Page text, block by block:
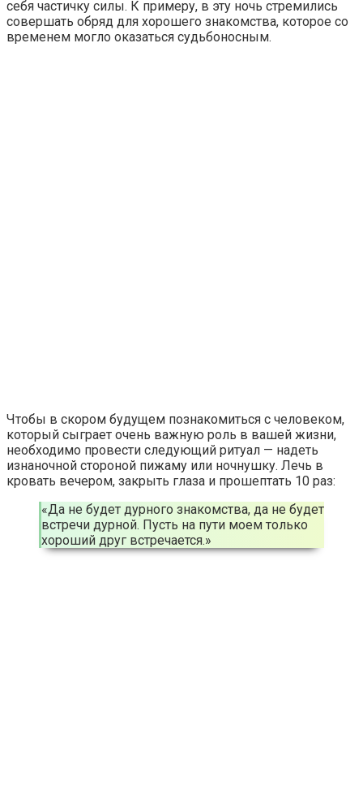
себя частичку силы. К примеру, в эту ночь стремились
совершать обряд для хорошего знакомства, которое со
временем могло оказаться судьбоносным.
Чтобы в скором будущем познакомиться с человеком,
который сыграет очень важную роль в вашей жизни,
необходимо провести следующий ритуал — надеть
изнаночной стороной пижаму или ночнушку. Лечь в
кровать вечером, закрыть глаза и прошептать 10 раз:
«Да не будет дурного знакомства, да не будет
встречи дурной. Пусть на пути моем только
хороший друг встречается.»